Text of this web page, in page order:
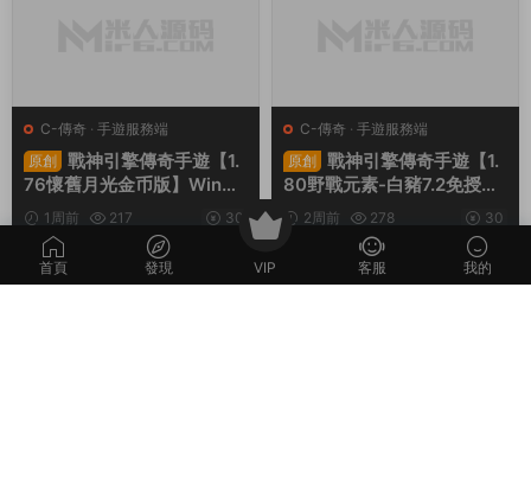
C-傳奇 · 手遊服務端
原創
戰神引擎傳奇手遊【1.
76懷舊月光金币版】Win一
鍵服務端+安卓蘋果雙端+G
M授權物品後台+視頻架設教
1周前 217 30
C-傳奇 · 手遊服務端
原創
戰神引擎傳奇手遊【1.
80野戰元素-白豬7.2免授
權】Win一鍵服務端+安卓+
GM授權物品後台+視頻架設
2周前 278 30
評論 0
首頁 發現 VIP 客服 我的